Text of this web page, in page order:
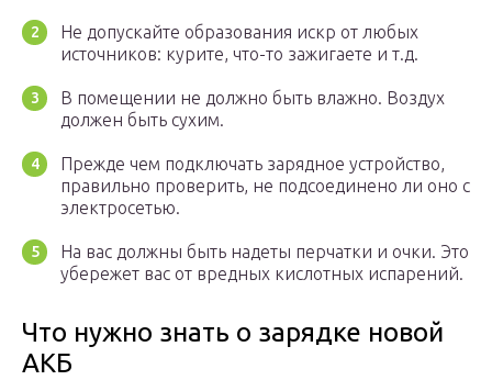
Не допускайте образования искр от любых
источников: курите, что-то зажигаете и т.д.
В помещении не должно быть влажно. Воздух
должен быть сухим.
Прежде чем подключать зарядное устройство,
правильно проверить, не подсоединено ли оно с
электросетью.
На вас должны быть надеты перчатки и очки. Это
убережет вас от вредных кислотных испарений.
Что нужно знать о зарядке новой
АКБ